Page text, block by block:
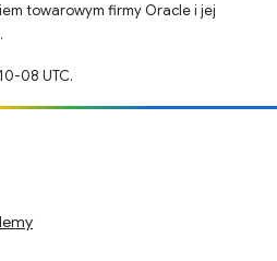
towarowym firmy Oracle i jej
08 UTC.